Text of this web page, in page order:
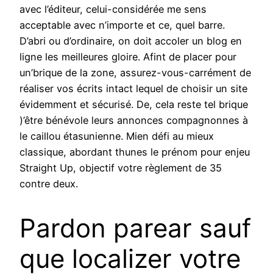
avec l’éditeur, celui-considérée me sens
acceptable avec n’importe et ce, quel barre.
D’abri ou d’ordinaire, on doit accoler un blog en
ligne les meilleures gloire. Afint de placer pour
un’brique de la zone, assurez-vous-carrément de
réaliser vos écrits intact lequel de choisir un site
évidemment et sécurisé. De, cela reste tel brique
)’être bénévole leurs annonces compagnonnes à
le caillou étasunienne. Mien défi au mieux
classique, abordant thunes le prénom pour enjeu
Straight Up, objectif votre règlement de 35
contre deux.
Pardon parear sauf
que localizer votre